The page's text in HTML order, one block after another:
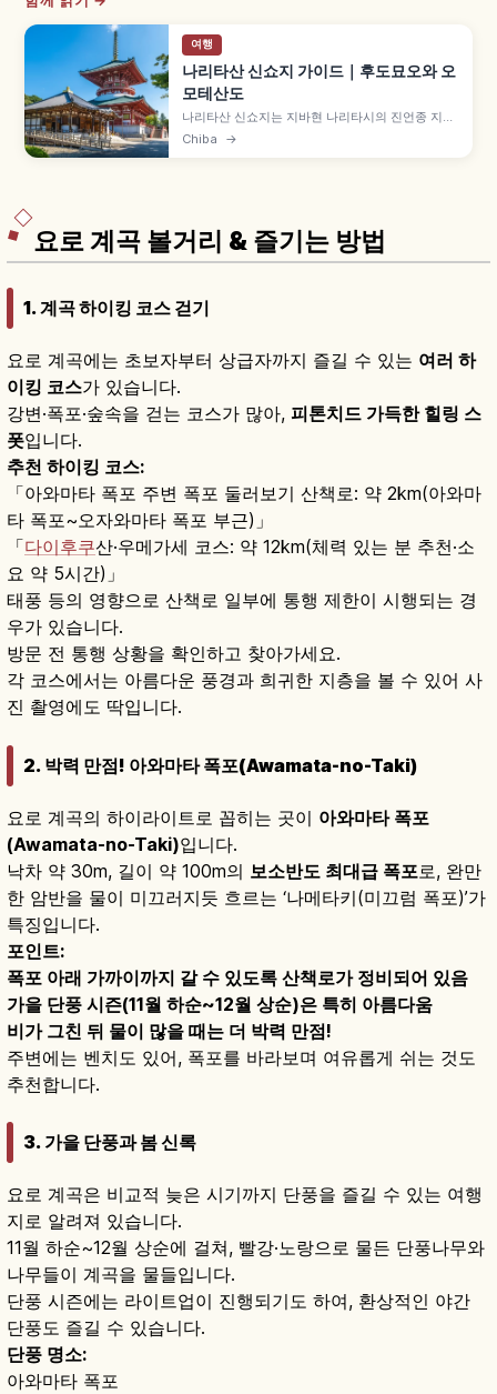
여행
나리타산 신쇼지 가이드｜후도묘오와 오
모테산도
나리타산 신쇼지는 지바현 나리타시의 진언종 지산
파 대본산으로, 940년 개산되어 후도묘오를 본존
Chiba →
요로 계곡 볼거리 & 즐기는 방법
1. 계곡 하이킹 코스 걷기
요로 계곡에는 초보자부터 상급자까지 즐길 수 있는 여러 하
이킹 코스가 있습니다.
강변·폭포·숲속을 걷는 코스가 많아, 피톤치드 가득한 힐링 스
폿입니다.
추천 하이킹 코스:
「아와마타 폭포 주변 폭포 둘러보기 산책로: 약 2km(아와마
타 폭포~오자와마타 폭포 부근)」
「다이후쿠산·우메가세 코스: 약 12km(체력 있는 분 추천·소
요 약 5시간)」
태풍 등의 영향으로 산책로 일부에 통행 제한이 시행되는 경
우가 있습니다.
방문 전 통행 상황을 확인하고 찾아가세요.
각 코스에서는 아름다운 풍경과 희귀한 지층을 볼 수 있어 사
진 촬영에도 딱입니다.
2. 박력 만점! 아와마타 폭포(Awamata-no-Taki)
요로 계곡의 하이라이트로 꼽히는 곳이 아와마타 폭포
(Awamata-no-Taki)입니다.
낙차 약 30m, 길이 약 100m의 보소반도 최대급 폭포로, 완만
한 암반을 물이 미끄러지듯 흐르는 ‘나메타키(미끄럼 폭포)’가
특징입니다.
포인트:
폭포 아래 가까이까지 갈 수 있도록 산책로가 정비되어 있음
가을 단풍 시즌(11월 하순~12월 상순)은 특히 아름다움
비가 그친 뒤 물이 많을 때는 더 박력 만점!
주변에는 벤치도 있어, 폭포를 바라보며 여유롭게 쉬는 것도
추천합니다.
3. 가을 단풍과 봄 신록
요로 계곡은 비교적 늦은 시기까지 단풍을 즐길 수 있는 여행
지로 알려져 있습니다.
11월 하순~12월 상순에 걸쳐, 빨강·노랑으로 물든 단풍나무와
나무들이 계곡을 물들입니다.
단풍 시즌에는 라이트업이 진행되기도 하여, 환상적인 야간
단풍도 즐길 수 있습니다.
단풍 명소:
아와마타 폭포